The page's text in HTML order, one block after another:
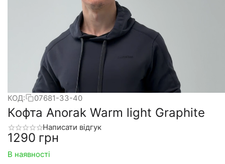
КОД: 07681-33-40
Кофта Anorak Warm light Graphite
Написати відгук
‍1290‍ грн
В наявності